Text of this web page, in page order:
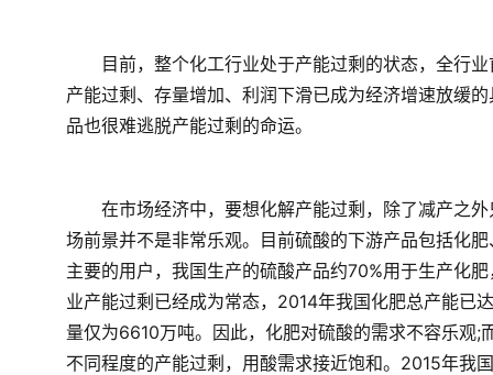
目前，整个化工行业处于产能过剩的状态，全行业
产能过剩、存量增加、利润下滑已成为经济增速放缓
品也很难逃脱产能过剩的命运。
在市场经济中，要想化解产能过剩，除了减产之外
场前景并不是非常乐观。目前硫酸的下游产品包括化
主要的用户，我国生产的硫酸产品约70%用于生产化
业产能过剩已经成为常态，2014年我国化肥总产能已
量仅为6610万吨。因此，化肥对硫酸的需求不容乐观
不同程度的产能过剩，用酸需求接近饱和。2015年我